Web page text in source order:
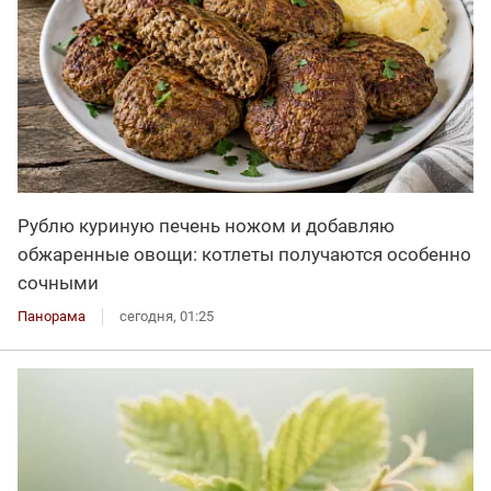
Рублю куриную печень ножом и добавляю
обжаренные овощи: котлеты получаются особенно
сочными
Панорама сегодня, 01:25